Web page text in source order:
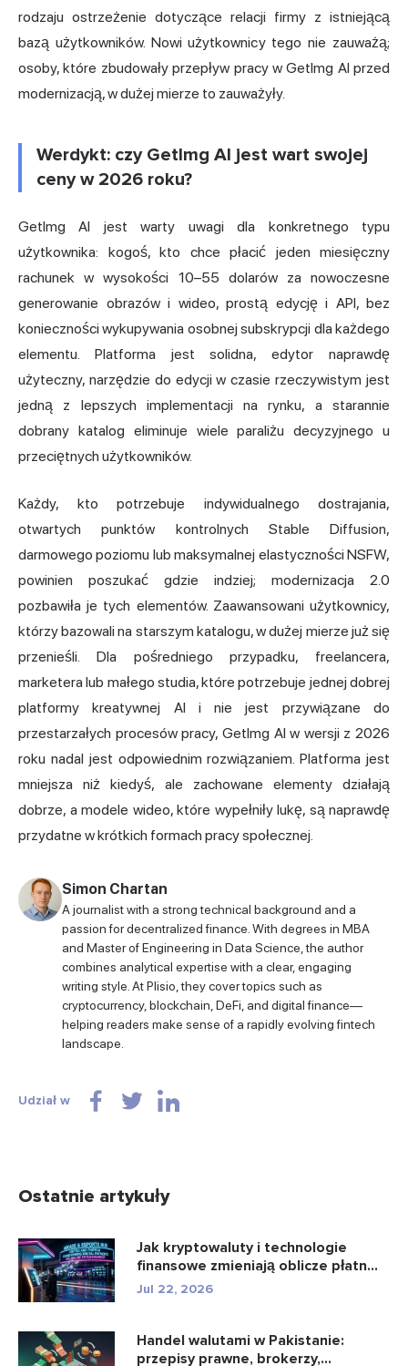
rodzaju ostrzeżenie dotyczące relacji firmy z istniejącą
bazą użytkowników. Nowi użytkownicy tego nie zauważą;
osoby, które zbudowały przepływ pracy w GetImg AI przed
modernizacją, w dużej mierze to zauważyły.
Werdykt: czy GetImg AI jest wart swojej
ceny w 2026 roku?
GetImg AI jest warty uwagi dla konkretnego typu
użytkownika: kogoś, kto chce płacić jeden miesięczny
rachunek w wysokości 10–55 dolarów za nowoczesne
generowanie obrazów i wideo, prostą edycję i API, bez
konieczności wykupywania osobnej subskrypcji dla każdego
elementu. Platforma jest solidna, edytor naprawdę
użyteczny, narzędzie do edycji w czasie rzeczywistym jest
jedną z lepszych implementacji na rynku, a starannie
dobrany katalog eliminuje wiele paraliżu decyzyjnego u
przeciętnych użytkowników.
Każdy, kto potrzebuje indywidualnego dostrajania,
otwartych punktów kontrolnych Stable Diffusion,
darmowego poziomu lub maksymalnej elastyczności NSFW,
powinien poszukać gdzie indziej; modernizacja 2.0
pozbawiła je tych elementów. Zaawansowani użytkownicy,
którzy bazowali na starszym katalogu, w dużej mierze już się
przenieśli. Dla pośredniego przypadku, freelancera,
marketera lub małego studia, które potrzebuje jednej dobrej
platformy kreatywnej AI i nie jest przywiązane do
przestarzałych procesów pracy, GetImg AI w wersji z 2026
roku nadal jest odpowiednim rozwiązaniem. Platforma jest
mniejsza niż kiedyś, ale zachowane elementy działają
dobrze, a modele wideo, które wypełniły lukę, są naprawdę
przydatne w krótkich formach pracy społecznej.
Simon Chartan
A journalist with a strong technical background and a
passion for decentralized finance. With degrees in MBA
and Master of Engineering in Data Science, the author
combines analytical expertise with a clear, engaging
writing style. At Plisio, they cover topics such as
cryptocurrency, blockchain, DeFi, and digital finance—
helping readers make sense of a rapidly evolving fintech
landscape.
Udział w
Ostatnie artykuły
Jak kryptowaluty i technologie
finansowe zmieniają oblicze płatn...
Jul 22, 2026
Handel walutami w Pakistanie:
przepisy prawne, brokerzy,